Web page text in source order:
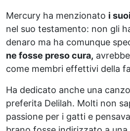
Mercury ha menzionato i
nel suo testamento: non gli
denaro ma ha comunque
ne fosse preso cura,
come membri effettivi della
Ha dedicato anche una
preferita Delilah. Molti non
passione per i gatti e